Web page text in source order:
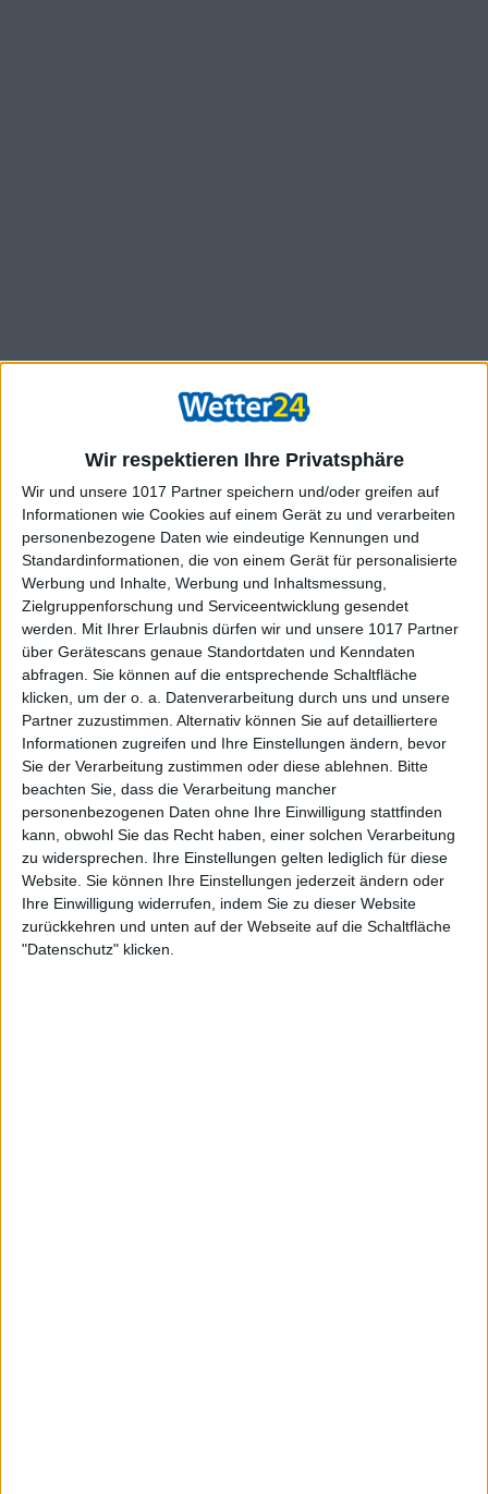
Wir respektieren Ihre Privatsphäre
Wir und unsere 1017 Partner speichern und/oder greifen auf
Informationen wie Cookies auf einem Gerät zu und verarbeiten
personenbezogene Daten wie eindeutige Kennungen und
Standardinformationen, die von einem Gerät für personalisierte
Werbung und Inhalte, Werbung und Inhaltsmessung,
Zielgruppenforschung und Serviceentwicklung gesendet
werden.
Mit Ihrer Erlaubnis dürfen wir und unsere 1017 Partner
über Gerätescans genaue Standortdaten und Kenndaten
abfragen. Sie können auf die entsprechende Schaltfläche
klicken, um der o. a. Datenverarbeitung durch uns und unsere
Partner zuzustimmen. Alternativ können Sie auf detailliertere
Informationen zugreifen und Ihre Einstellungen ändern, bevor
Sie der Verarbeitung zustimmen oder diese ablehnen.
Bitte
beachten Sie, dass die Verarbeitung mancher
personenbezogenen Daten ohne Ihre Einwilligung stattfinden
kann, obwohl Sie das Recht haben, einer solchen Verarbeitung
zu widersprechen. Ihre Einstellungen gelten lediglich für diese
Website. Sie können Ihre Einstellungen jederzeit ändern oder
Ihre Einwilligung widerrufen, indem Sie zu dieser Website
zurückkehren und unten auf der Webseite auf die Schaltfläche
"Datenschutz" klicken.